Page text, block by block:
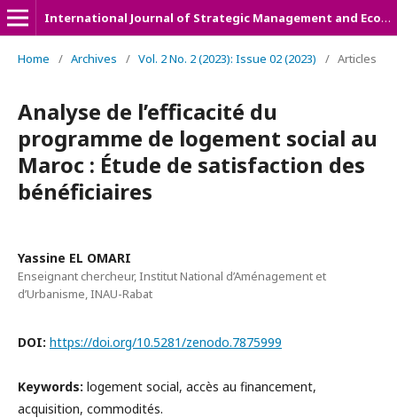
International Journal of Strategic Management and Economic Studies (IJSMES)
Home / Archives / Vol. 2 No. 2 (2023): Issue 02 (2023) / Articles
Analyse de l’efficacité du
programme de logement social au
Maroc : Étude de satisfaction des
bénéficiaires
Yassine EL OMARI
Enseignant chercheur, Institut National d’Aménagement et
d’Urbanisme, INAU-Rabat
DOI: https://doi.org/10.5281/zenodo.7875999
Keywords: logement social, accès au financement,
acquisition, commodités.